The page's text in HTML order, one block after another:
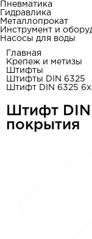
Пневматика
Гидравлика
Металлопрокат
Инструмент и
Насосы для воды
Главная
Крепеж и метизы
Штифты
Штифты DIN 6325
Штифт DIN 6325
Штифт
покрытия